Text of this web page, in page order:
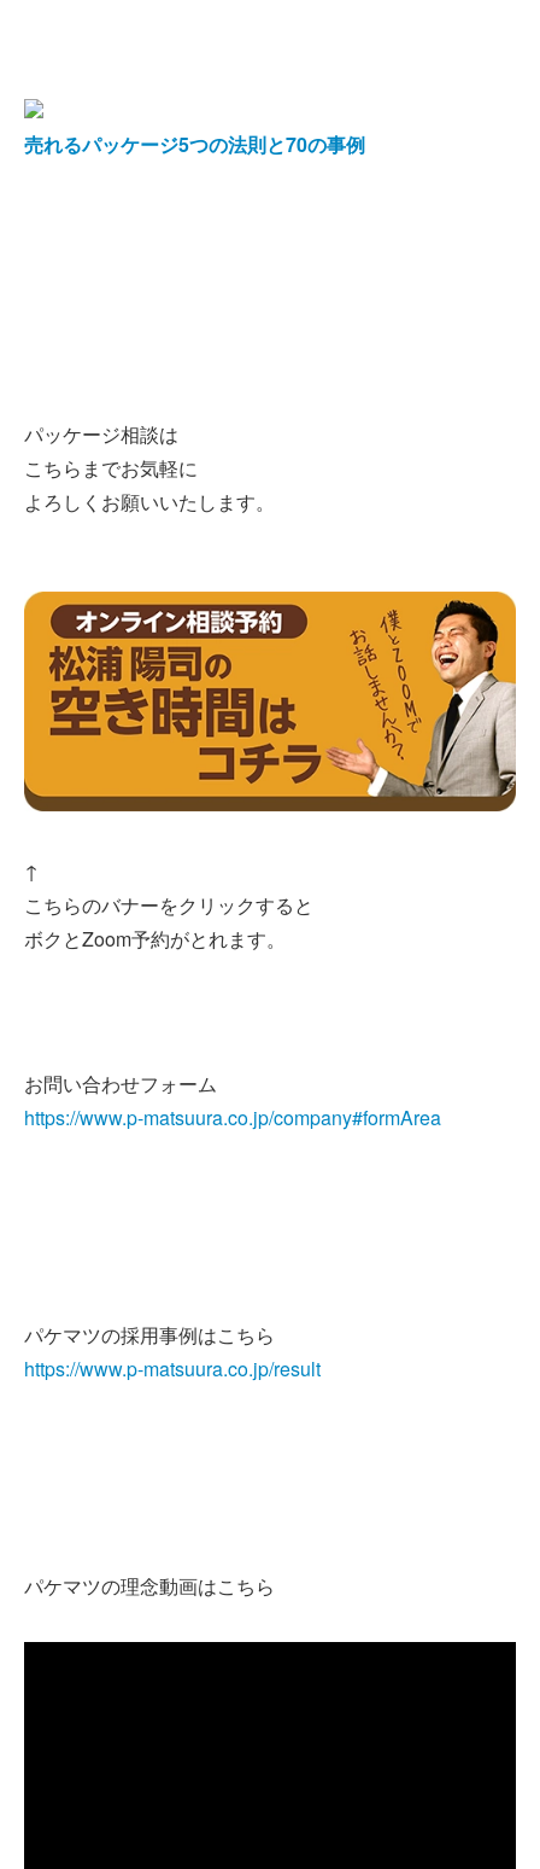
売れるパッケージ5つの法則と70の事例
パッケージ相談は
こちらまでお気軽に
よろしくお願いいたします。
↑
こちらのバナーをクリックすると
ボクとZoom予約がとれます。
お問い合わせフォーム
https://www.p-matsuura.co.jp/company#formArea
パケマツの採用事例はこちら
https://www.p-matsuura.co.jp/result
パケマツの理念動画はこちら